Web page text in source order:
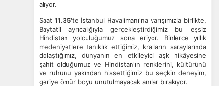
alıyor.
Saat 11.35'te İstanbul Havalimanı'na varışımızla birlikte,
Baytatil ayrıcalığıyla gerçekleştirdiğimiz bu eşsiz
Hindistan yolculuğumuz sona eriyor. Binlerce yıllık
medeniyetlere tanıklık ettiğimiz, kralların saraylarında
dolaştığımız, dünyanın en etkileyici aşk hikâyesine
şahit olduğumuz ve Hindistan'ın renklerini, kültürünü
ve ruhunu yakından hissettiğimiz bu seçkin deneyim,
geriye ömür boyu unutulmayacak anılar bırakıyor.